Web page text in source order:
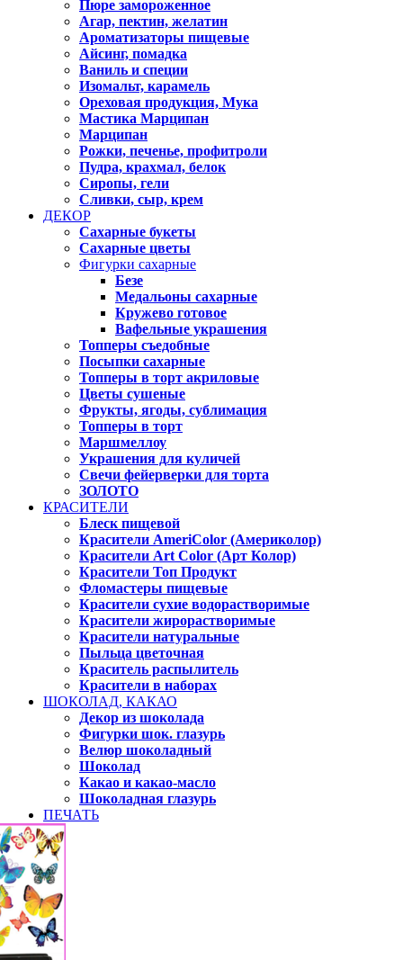
Пюре замороженное
Агар, пектин, желатин
Ароматизаторы пищевые
Айсинг, помадка
Ваниль и специи
Изомальт, карамель
Ореховая продукция, Мука
Мастика Марципан
Марципан
Рожки, печенье, профитроли
Пудра, крахмал, белок
Сиропы, гели
Сливки, сыр, крем
ДЕКОР
Сахарные букеты
Сахарные цветы
Фигурки сахарные
Безе
Медальоны сахарные
Кружево готовое
Вафельные украшения
Топперы съедобные
Посыпки сахарные
Топперы в торт акриловые
Цветы сушеные
Фрукты, ягоды, сублимация
Топперы в торт
Маршмеллоу
Украшения для куличей
Свечи фейерверки для торта
ЗОЛОТО
КРАСИТЕЛИ
Блеск пищевой
Красители AmeriColor (Америколор)
Красители Art Color (Арт Колор)
Красители Топ Продукт
Фломастеры пищевые
Красители сухие водорастворимые
Красители жирорастворимые
Красители натуральные
Пыльца цветочная
Краситель распылитель
Красители в наборах
ШОКОЛАД, КАКАО
Декор из шоколада
Фигурки шок. глазурь
Велюр шоколадный
Шоколад
Какао и какао-масло
Шоколадная глазурь
ПЕЧАТЬ